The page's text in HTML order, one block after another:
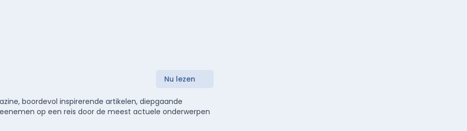
Nu lezen
boordevol inspirerende artikelen, diepgaande
op een reis door de meest actuele onderwerpen